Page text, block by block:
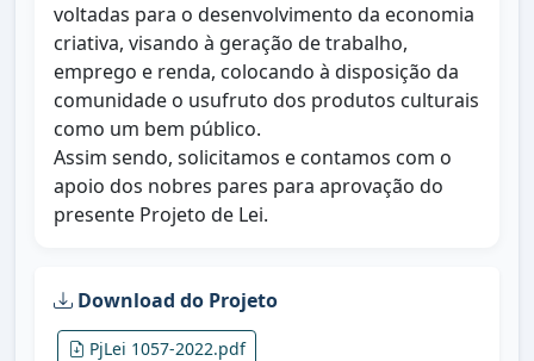
voltadas para o desenvolvimento da economia
criativa, visando à geração de trabalho,
emprego e renda, colocando à disposição da
comunidade o usufruto dos produtos culturais
como um bem público.
Assim sendo, solicitamos e contamos com o
apoio dos nobres pares para aprovação do
presente Projeto de Lei.
Download do Projeto
PjLei 1057-2022.pdf